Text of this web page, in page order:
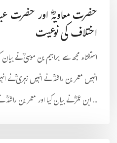
حضرت معاویہؓ اور حضرت
اختلاف کی نوعیت
استفتاء مجھ سے ابراہیم بن موسیؒ نے
انہیں معمر بن راشدؒ نے انہیں زہریؒ نے
ابن عمرؓ نے بیان کیا اور معمر بن راشدؒ نے بیان کیا کہ ...